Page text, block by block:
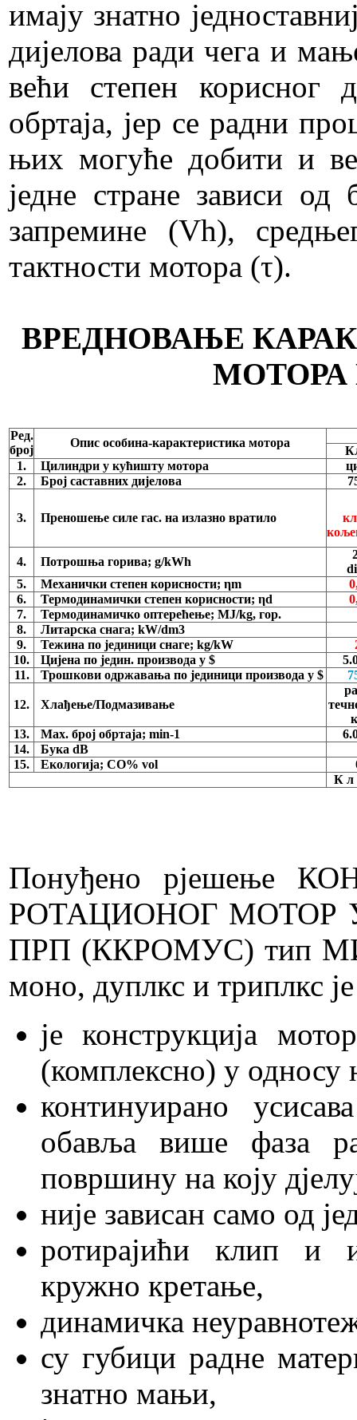
имају знатно
дијелова ради чега и
већи степен корисног
обртаја, јер се радни
њих могуће добити и
једне стране зависи
запремине (Vh),
тактности мотора (τ).
ВРЕДНОВАЊЕ
МОТОРА
Ред.
број
Опис особина-карактеристика мотора
1.
Цилиндри у кућишту мотора
2.
Број саставних дијелова
3. Преношење силе гас. на излазно вратило
4. Потрошња горива; g/kWh
5.
Механички степен корисности; ηm
6.
Термодинамички степен корисности; ηd
7.
Термодинамичко оптерећење; MJ/kg, гор.
8.
Литарска снага; kW/dm3
9.
Тежина по јединици снаге; kg/kW
10.
Цијена по једин. производа у $
11.
Трошкови одржавања по јединици производа у $
12. Хлађење/Подмазивање
13.
Маx. број обртаја; min-1
14.
Бука dB
15.
Екологија; CO% vol
К л
Понуђено рјешење
РОТАЦИОНОГ МОТОР
ПРП (ККРОМУС) тип
моно, дуплкс и триплкс
је конструкција
(комплексно) у односу
континуирано
обавља више фаза
површину на коју
није зависан само од
ротирајићи клип и
кружно кретање,
динамичка
су губици радне
знатно мањи,